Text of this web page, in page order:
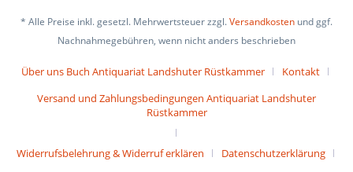
* Alle Preise inkl. gesetzl. Mehrwertsteuer zzgl.Versandkosten und ggf.
Nachnahmegebühren, wenn nicht anders beschrieben
Über uns Buch Antiquariat Landshuter Rüstkammer
Kontakt
Versand und Zahlungsbedingungen Antiquariat Landshuter
Rüstkammer
Widerrufsbelehrung & Widerruf erklären
Datenschutzerklärung